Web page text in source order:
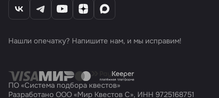
Нашли опечатку? Напишите нам, и мы исправим!
ПО «Система подбора квестов»
Разработано ООО «Мир Квестов С», ИНН 9725168751